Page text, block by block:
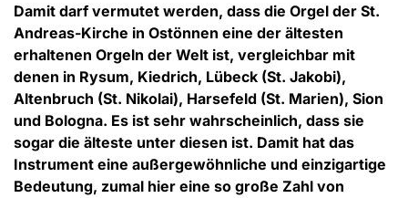
Damit darf vermutet werden, dass die Orgel der St.
Andreas-Kirche in Ostönnen eine der ältesten
erhaltenen Orgeln der Welt ist, vergleichbar mit
denen in Rysum, Kiedrich, Lübeck (St. Jakobi),
Altenbruch (St. Nikolai), Harsefeld (St. Marien), Sion
und Bologna. Es ist sehr wahrscheinlich, dass sie
sogar die älteste unter diesen ist. Damit hat das
Instrument eine außergewöhnliche und einzigartige
Bedeutung, zumal hier eine so große Zahl von